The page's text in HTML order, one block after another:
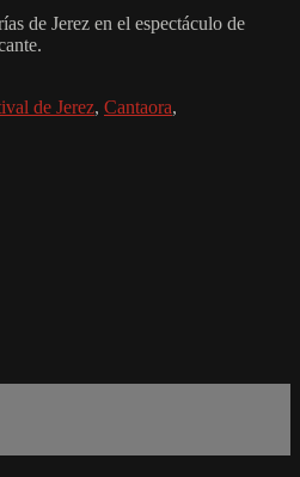
de Jerez en el espectáculo de
de Jerez, Cantaora,